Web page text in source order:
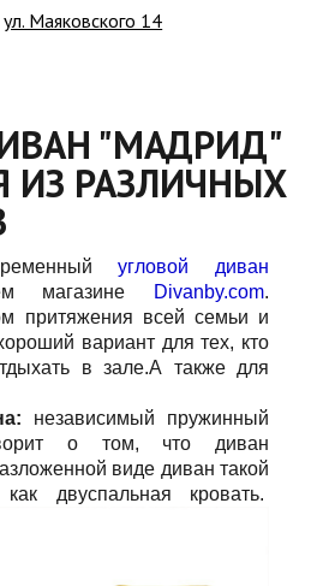
ул. Маяковского 14
"МАДРИД"
ИЗ РАЗЛИЧНЫХ
угловой диван
магазине Divanby.com.
притяжения всей семьи и
вариант для тех, кто
в зале.А также для
независимый пружинный
о том, что диван
виде диван такой
двуспальная кровать.